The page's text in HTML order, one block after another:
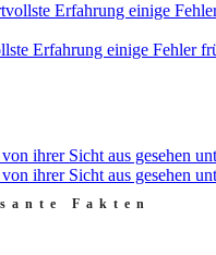
Erfahrung einige
Erfahrung einige Fehler
ihrer Sicht aus gesehen
ihrer Sicht aus gesehen
Fakten